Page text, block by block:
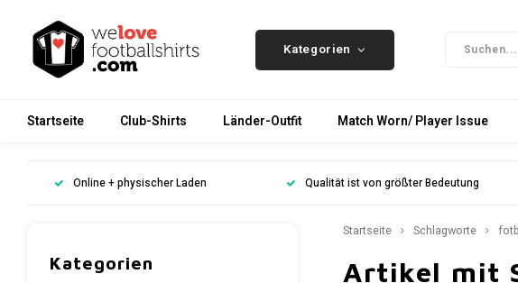
Kategorien
Startseite Club-Shirts Länder-Outfit Match Worn/ Player Issue
Online + physischer Laden Qualität ist von größter Bedeutung
Kategorien
Startseite Schlagworte
Artikel mit